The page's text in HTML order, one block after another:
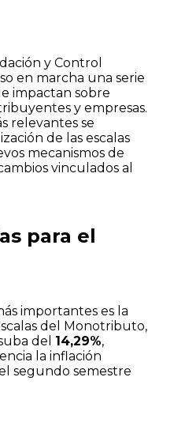
y Control
en marcha una serie
impactan sobre
y empresas.
relevantes se
de las escalas
mecanismos de
vinculados al
para el
importantes es la
del Monotributo,
del 14,29%,
la inflación
segundo semestre